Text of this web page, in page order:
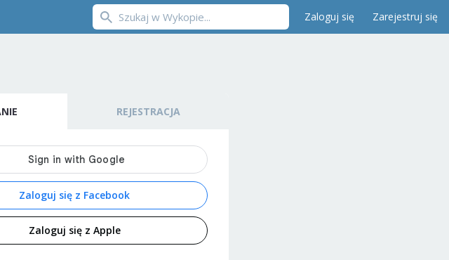
Zaloguj się Zarejestruj się
REJESTRACJA
Zaloguj się z Facebook
Zaloguj się z Apple